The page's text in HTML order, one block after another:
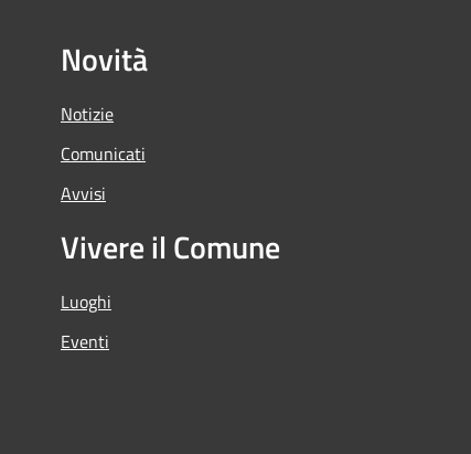
Novità
Notizie
Comunicati
Avvisi
Vivere il Comune
Luoghi
Eventi